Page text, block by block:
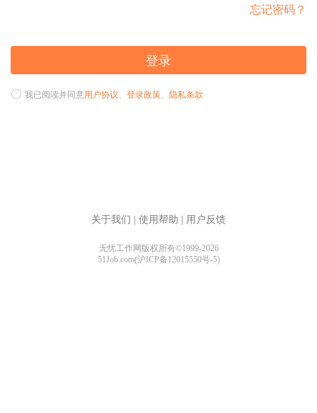
忘记密码？
登录
我已阅读并同意用户协议、 登录政策、 隐私条款
关于我们 使用帮助 用户反馈
无忧工作网版权所有©1999-2026
51Job.com(沪ICP备12015550号-5)